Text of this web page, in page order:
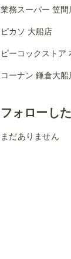
業務スーパー 笠間
ピカソ 大船店
ピーコックストア
コーナン 鎌倉大船
フォローし
まだありません